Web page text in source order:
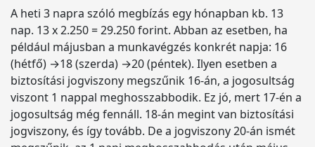
A heti 3 napra szóló megbízás egy hónapban kb. 13
nap. 13 x 2.250 = 29.250 forint. Abban az esetben, ha
például májusban a munkavégzés konkrét napja: 16
(hétfő) →18 (szerda) →20 (péntek). Ilyen esetben a
biztosítási jogviszony megszűnik 16-án, a jogosultság
viszont 1 nappal meghosszabbodik. Ez jó, mert 17-én a
jogosultság még fennáll. 18-án megint van biztosítási
jogviszony, és így tovább. De a jogviszony 20-án ismét